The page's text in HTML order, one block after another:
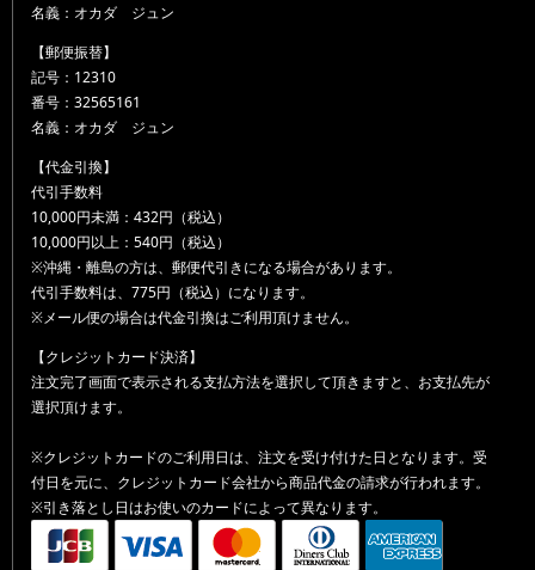
名義：オカダ ジュン
【郵便振替】
記号：12310
番号：32565161
名義：オカダ ジュン
【代金引換】
代引手数料
10,000円未満：432円（税込）
10,000円以上：540円（税込）
※沖縄・離島の方は、郵便代引きになる場合があります。
代引手数料は、775円（税込）になります。
※メール便の場合は代金引換はご利用頂けません。
【クレジットカード決済】
注文完了画面で表示される支払方法を選択して頂きますと、お支払先が
選択頂けます。
※クレジットカードのご利用日は、注文を受け付けた日となります。受
付日を元に、クレジットカード会社から商品代金の請求が行われます。
※引き落とし日はお使いのカードによって異なります。